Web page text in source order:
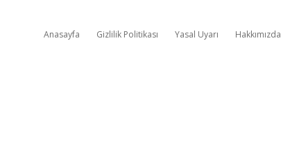
Anasayfa Gizlilik Politikası Yasal Uyarı Hakkımızda